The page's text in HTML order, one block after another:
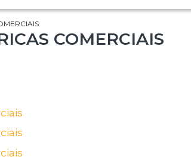
COMERCIAIS